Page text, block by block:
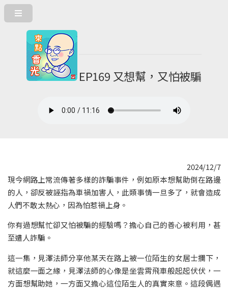
EP169 又想幫，又怕被騙
2024/12/7
現今網路上常流傳著多樣的詐騙事件，例如原本想幫助倒在路邊
的人，卻反被誣指為車禍加害人，此類事情一旦多了，就會造成
人們不敢太熱心，因為怕惹禍上身。
你有過想幫忙卻又怕被騙的經驗嗎？擔心自己的善心被利用，甚
至遭人詐騙。
這一集，見澤法師分享他某天在路上被一位陌生的女居士攔下，
就這麼一面之緣，見澤法師的心像是坐雲霄飛車般起起伏伏，一
方面想幫助她，一方面又擔心這位陌生人的真實來意。這段偶遇